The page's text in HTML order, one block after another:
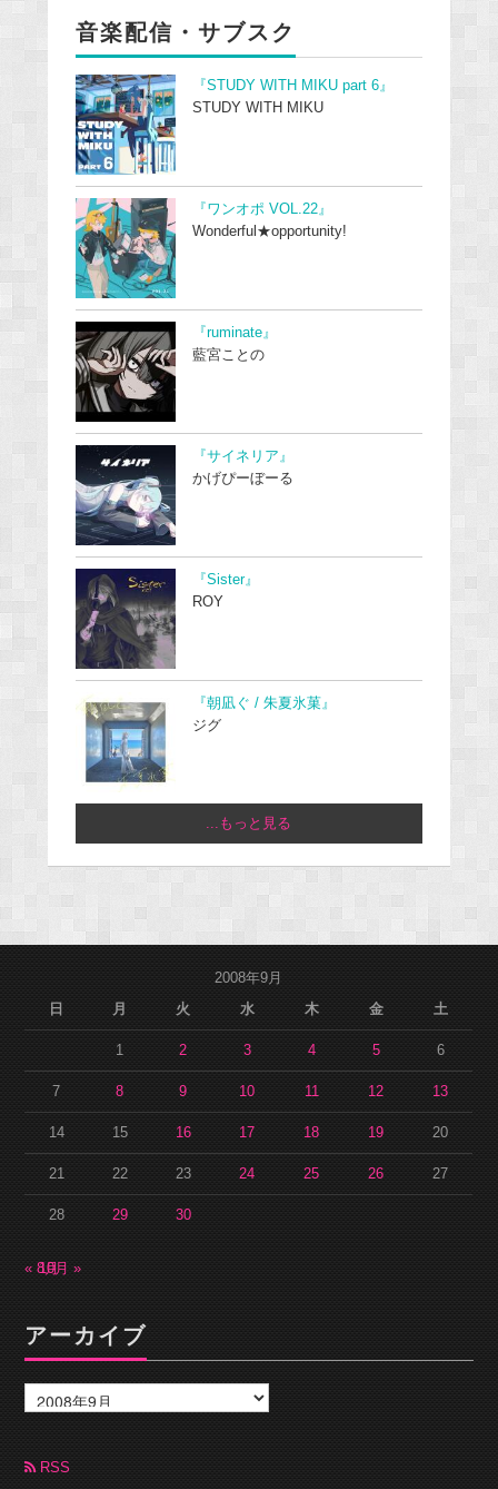
音楽配信・サブスク
『STUDY WITH MIKU part 6』
STUDY WITH MIKU
『ワンオポ VOL.22』
Wonderful★opportunity!
『ruminate』
藍宮ことの
『サイネリア』
かげぴーぼーる
『Sister』
ROY
『朝凪ぐ / 朱夏氷菓』
ジグ
...もっと見る
2008年9月
日
月 火 水 木 金 土
1 2 3 4 5 6
7 8 9 10 11 12 13
14 15 16 17 18 19 20
21 22 23 24 25 26 27
28 29 30
« 8月
10月 »
アーカイブ
ー
カ
ブ RSS